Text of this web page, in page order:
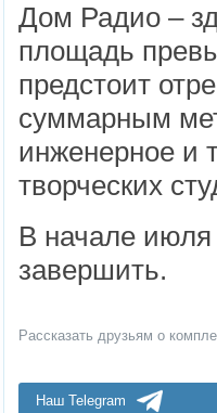
Дом Радио –
площадь
предстоит
суммарным
инженерное и
творческих
В начале июля
завершить.
Рассказать друзьям о
Наш Telegram